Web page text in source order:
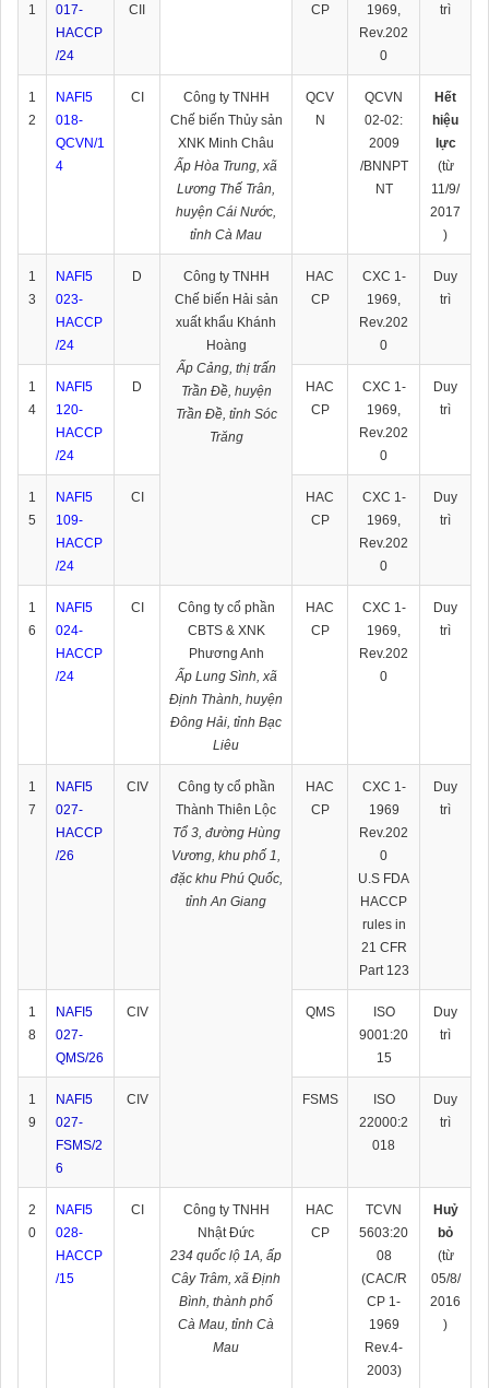
1
017-
HACCP
/24
CII
CP
1969,
Rev.202
0
trì
1
2
NAFI5
018-
QCVN/1
4
CI
Công ty TNHH
Chế biến Thủy sản
XNK Minh Châu
Ấp Hòa Trung, xã
Lương Thế Trân,
huyện Cái Nước,
tỉnh Cà Mau
QCV
N
QCVN
02-02:
2009
/BNNPT
NT
Hết
hiệu
lực
(từ
11/9/
2017
)
1
3
NAFI5
023-
HACCP
/24
D
Công ty TNHH
Chế biến Hải sản
xuất khẩu Khánh
Hoàng
Ấp Cảng, thị trấn
Trần Đề, huyện
Trần Đề, tỉnh Sóc
Trăng
HAC
CP
CXC 1-
1969,
Rev.202
0
Duy
trì
1
4
NAFI5
120-
HACCP
/24
D
HAC
CP
CXC 1-
1969,
Rev.202
0
Duy
trì
1
5
NAFI5
109-
HACCP
/24
CI
HAC
CP
CXC 1-
1969,
Rev.202
0
Duy
trì
1
6
NAFI5
024-
HACCP
/24
CI
Công ty cổ phần
CBTS & XNK
Phương Anh
Ấp Lung Sình, xã
Định Thành, huyện
Đông Hải, tỉnh Bạc
Liêu
HAC
CP
CXC 1-
1969,
Rev.202
0
Duy
trì
1
7
NAFI5
027-
HACCP
/26
CIV
Công ty cổ phần
Thành Thiên Lộc
Tổ 3, đường Hùng
Vương, khu phố 1,
đặc khu Phú Quốc,
tỉnh An Giang
HAC
CP
CXC 1-
1969
Rev.202
0
U.S FDA
HACCP
rules in
21 CFR
Part 123
Duy
trì
1
8
NAFI5
027-
QMS/26
CIV QMS
ISO
9001:20
15
Duy
trì
1
9
NAFI5
027-
FSMS/2
6
CIV FSMS
ISO
22000:2
018
Duy
trì
2
0
NAFI5
028-
HACCP
/15
CI
Công ty TNHH
Nhật Đức
234 quốc lộ 1A, ấp
Cây Trâm, xã Định
Bình, thành phố
Cà Mau, tỉnh Cà
Mau
HAC
CP
TCVN
5603:20
08
(CAC/R
CP 1-
1969
Rev.4-
2003)
Huỷ
bỏ
(từ
05/8/
2016
)